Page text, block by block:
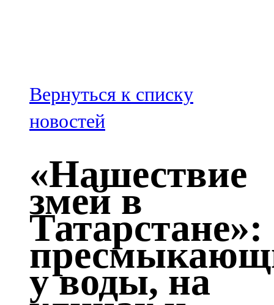
100,3 FM
Зәй
106,6 FM
Кадыбаш
105,2 FM
Казан
91,5 FM
Кайбыч
106,1 FM
Вернуться к списку
новостей
«Нашествие
змей в
Татарстане»:
у воды, на